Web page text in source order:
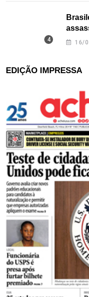
16/
EDIÇÃO IMPRESSA